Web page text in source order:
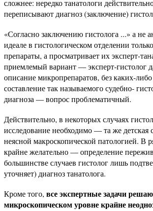
сложнее: нередко танатологи
переписывают диагноз (заключение)
«Согласно заключению гистолога ...» а не
идеале в гистологическом отделении
препараты, а просматривает их эксперт-
приемлемый вариант — эксперт-гистолог
описание микропрепаратов, без каких-
составление так называемого судебно-
диагноза — вопрос проблематичный.
Действительно, в некоторых случаях
исследование необходимо — та же детская
неясной макроскопической патологией. В
крайне желательно — определение
большинстве случаев гистолог лишь
уточняет) диагноз танатолога.
Кроме того, все экспертные задачи
микроскопическом уровне крайне